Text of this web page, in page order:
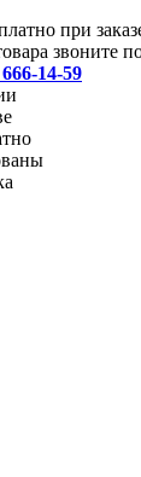
при
звоните
14-59